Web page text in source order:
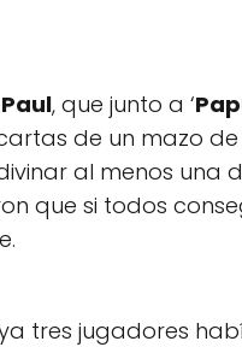
, que junto a ‘
de un mazo
al menos una
que si todos
tres jugadores